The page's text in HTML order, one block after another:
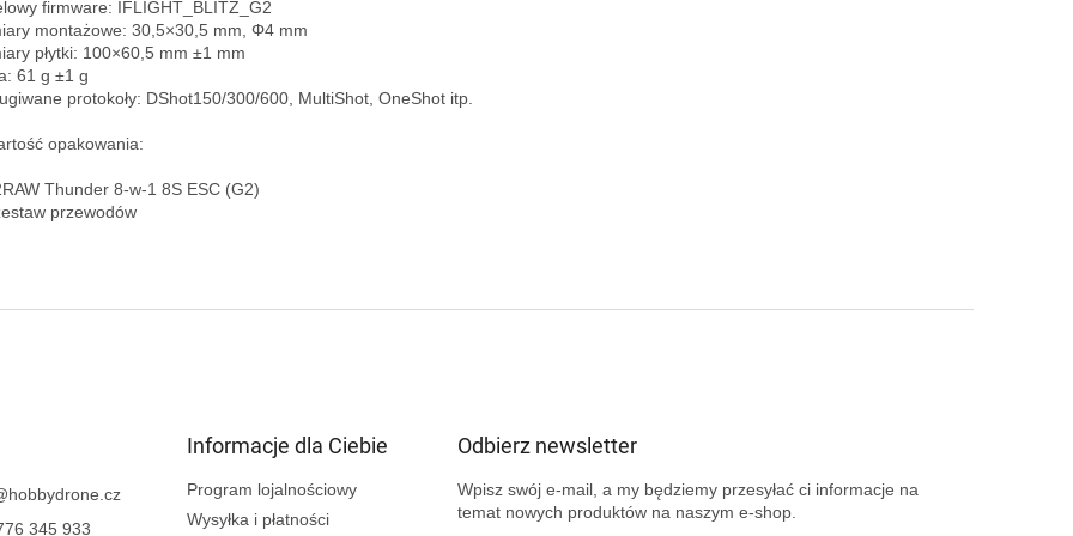
firmware: IFLIGHT_BLITZ_G2
montażowe: 30,5×30,5 mm, Φ4 mm
płytki: 100×60,5 mm ±1 mm
61 g ±1 g
protokoły: DShot150/300/600, MultiShot, OneShot itp.
opakowania:
Thunder 8-w-1 8S ESC (G2)
przewodów
hobbydrone.cz
345 933
Informacje dla Ciebie
Program lojalnościowy
Wysyłka i płatności
Odbierz newsletter
Wpisz swój e-mail, a my będziemy przesyłać ci informacje na
temat nowych produktów na naszym e-shop.